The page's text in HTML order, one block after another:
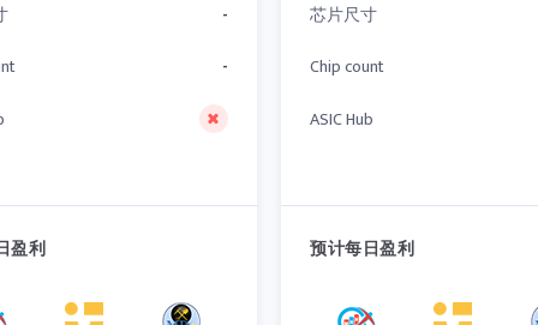
-
-
盈利
芯片尺寸
Chip count
ASIC Hub
预计每日盈利